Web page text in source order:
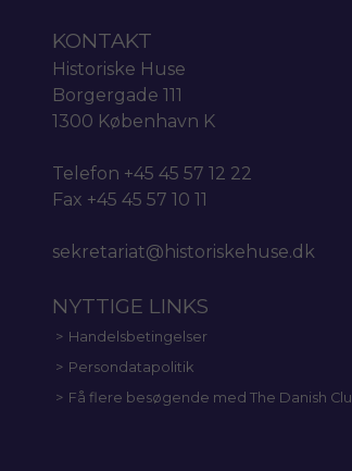
KONTAKT
Historiske Huse
Borgergade 111
1300 København K
Telefon +45 45 57 12 22
Fax +45 45 57 10 11
sekretariat@historiskehuse.dk
NYTTIGE LINKS
Handelsbetingelser
Persondatapolitik
Få flere besøgende med The Danish